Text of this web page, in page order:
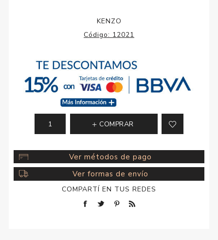
KENZO
Código: 12021
COMPRAR
Ver métodos de pago
Ver formas de envío
COMPARTÍ EN TUS REDES